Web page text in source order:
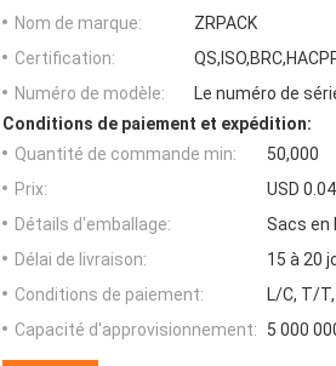
Nom de marque:
ZRPACK
Certification:
Numéro de modèle:
Le numéro de
Conditions de paiement et expédition:
Quantité de commande min:
50,000
Prix:
USD
Détails d'emballage:
Sacs en
Délai de livraison:
15 à 20
Conditions de paiement:
L/C, T/
Capacité d'approvisionnement:
5 000